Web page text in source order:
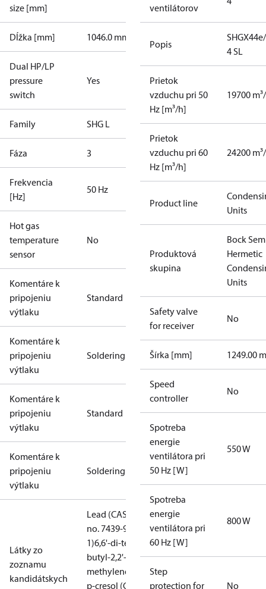
size [mm]
Dĺžka [mm] 1046.0 mm
Dual HP/LP
pressure
switch
Yes
Family SHG L
Fáza 3
Frekvencia
[Hz]
50 Hz
Hot gas
temperature
sensor
No
Komentáre k
pripojeniu
výtlaku
Standard
Komentáre k
pripojeniu
výtlaku
Soldering
Komentáre k
pripojeniu
výtlaku
Standard
Komentáre k
pripojeniu
výtlaku
Soldering
Látky zo
zoznamu
kandidátskych
Lead (CAS
no. 7439-92-
1)6,6'-di-tert-
butyl-2,2'-
methylenedi-
p-cresol (CAS
ventilátorov
Popis
4 SL
Prietok
vzduchu pri 50
Hz [m³/h]
19700
Prietok
vzduchu pri 60
Hz [m³/h]
24200
Product line
Units
Produktová
skupina
Bock
Hermetic
Units
Safety valve
for receiver
No
Šírka [mm] 1249.00
Speed
controller
No
Spotreba
energie
ventilátora pri
50 Hz [W]
550 W
Spotreba
energie
ventilátora pri
60 Hz [W]
800 W
Step
protection for
No